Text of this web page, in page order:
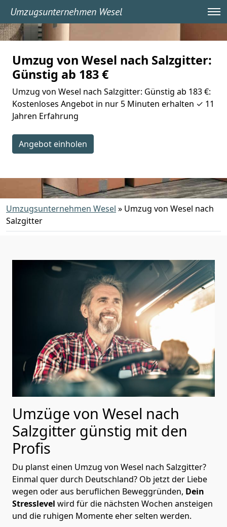
Umzugsunternehmen Wesel
Umzug von Wesel nach Salzgitter:
Günstig ab 183 €
Umzug von Wesel nach Salzgitter: Günstig ab 183 €:
Kostenloses Angebot in nur 5 Minuten erhalten ✓ 11
Jahren Erfahrung
Angebot einholen
Umzugsunternehmen Wesel » Umzug von Wesel nach
Salzgitter
Umzüge von Wesel nach
Salzgitter günstig mit den
Profis
Du planst einen Umzug von Wesel nach Salzgitter?
Einmal quer durch Deutschland? Ob jetzt der Liebe
wegen oder aus beruflichen Beweggründen, Dein
Stresslevel wird für die nächsten Wochen ansteigen
und die ruhigen Momente eher selten werden.